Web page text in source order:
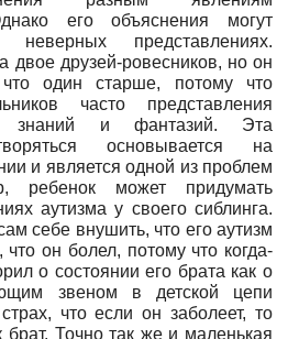
его объяснения могут
представлениях.
двое друзей-ровесников, но он
что один старше, потому что
часто представления
знаний и фантазий. Эта
основывается на
и является одной из проблем
ребенок может придумать
аутизма у своего сиблинга.
себе внушить, что его аутизм
что он болел, потому что когда-
о состоянии его брата как о
звеном в детской цепи
что если он заболеет, то
брат. Точно так же и маленькая